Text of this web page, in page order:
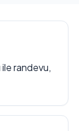
randevu,